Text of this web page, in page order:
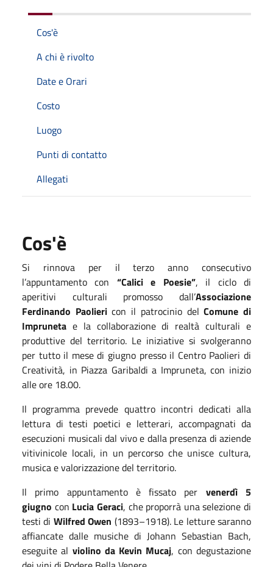
Cos'è
A chi è rivolto
Date e Orari
Costo
Luogo
Punti di contatto
Allegati
Cos'è
Si rinnova per il terzo anno consecutivo
l’appuntamento con “Calici e Poesie”, il ciclo di
aperitivi culturali promosso dall’Associazione
Ferdinando Paoliericon il patrocinio delComune di
Impruneta e la collaborazione di realtà culturali e
produttive del territorio. Le iniziative si svolgeranno
per tutto il mesedi giugno presso il Centro Paolieri di
Creatività, in Piazza Garibaldi a Impruneta, con inizio
alle ore 18.00.
Il programma prevede quattro incontri dedicati alla
lettura di testi poetici e letterari, accompagnati da
esecuzioni musicali dal vivo e dalla presenza di aziende
vitivinicole locali, in un percorso che unisce cultura,
musica e valorizzazione del territorio.
Il primo appuntamento è fissato per venerdì 5
giugno con Lucia Geraci, che proporrà una selezione di
testi di Wilfred Owen (1893–1918). Le letture saranno
affiancate dalle musiche di Johann Sebastian Bach,
eseguite al violino da Kevin Mucaj, con degustazione